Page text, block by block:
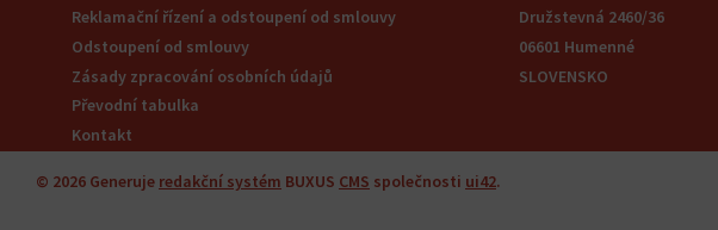
Reklamační řízení a odstoupení od smlouvy
Odstoupení od smlouvy
Zásady zpracování osobních údajů
Převodní tabulka
Kontakt
Družstevná 2460/36
06601 Humenné
SLOVENSKO
© 2026 Generuje redakční systém BUXUS CMS společnosti ui42.